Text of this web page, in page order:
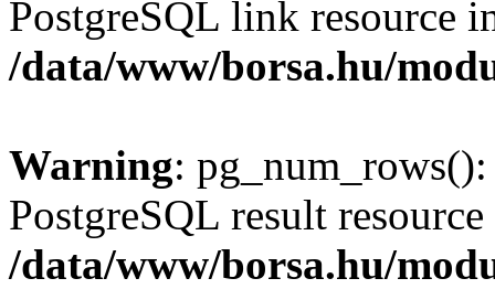
PostgreSQL link resource
/data/www/borsa.hu/
Warning:
PostgreSQL result
/data/www/borsa.hu/